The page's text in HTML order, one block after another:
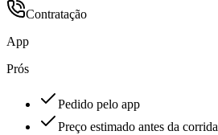
Contratação
App
Prós
Pedido pelo app
Preço estimado antes da corrida